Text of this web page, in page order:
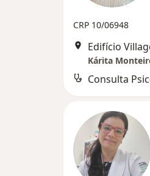
CRP 10/06948
Kárita
Consulta